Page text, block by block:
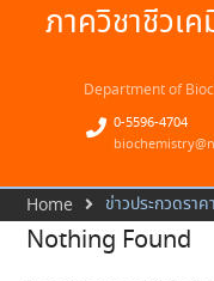
แสดงความยินดี
พินิจ อาจารย์ประ
คณะวิทยาศาสต
ภาควิชาชีวเ
Department of
0-5596-4704
Home ข่าวประกวดราคา
Nothing Found